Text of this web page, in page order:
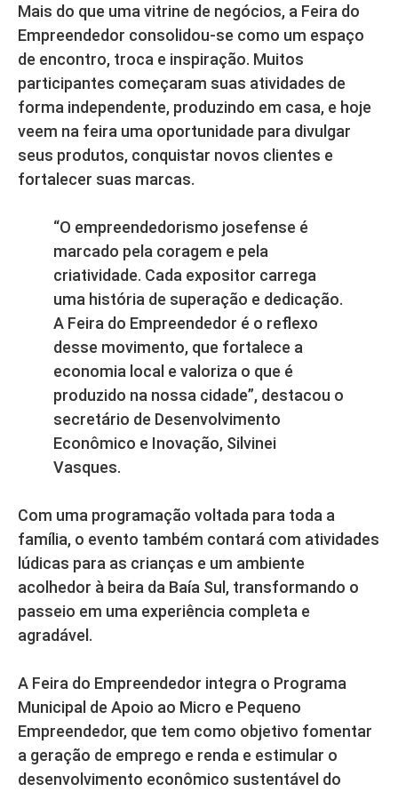
Mais do que uma vitrine de negócios, a Feira do
Empreendedor consolidou-se como um espaço
de encontro, troca e inspiração. Muitos
participantes começaram suas atividades de
forma independente, produzindo em casa, e hoje
veem na feira uma oportunidade para divulgar
seus produtos, conquistar novos clientes e
fortalecer suas marcas.
“O empreendedorismo josefense é
marcado pela coragem e pela
criatividade. Cada expositor carrega
uma história de superação e dedicação.
A Feira do Empreendedor é o reflexo
desse movimento, que fortalece a
economia local e valoriza o que é
produzido na nossa cidade”, destacou o
secretário de Desenvolvimento
Econômico e Inovação, Silvinei
Vasques.
Com uma programação voltada para toda a
família, o evento também contará com atividades
lúdicas para as crianças e um ambiente
acolhedor à beira da Baía Sul, transformando o
passeio em uma experiência completa e
agradável.
A Feira do Empreendedor integra o Programa
Municipal de Apoio ao Micro e Pequeno
Empreendedor, que tem como objetivo fomentar
a geração de emprego e renda e estimular o
desenvolvimento econômico sustentável do